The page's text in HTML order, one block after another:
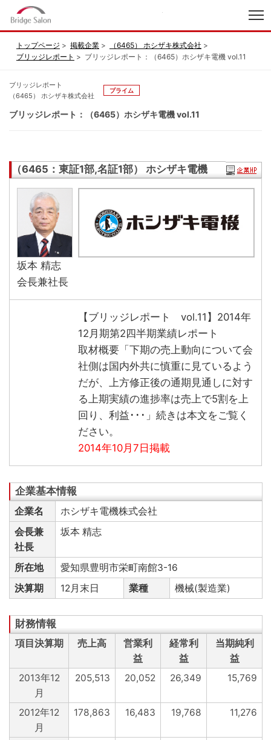
トップページ 掲載企業
（6465） ホシザキ株式会社
ブリッジレポート
ブリッジレポート：（6465）ホシザキ電機 vol.11
ブリッジレポート
（6465） ホシザキ株式会社
プライム
ブリッジレポート：（6465）ホシザキ電機 vol.11
（6465：東証1部,名証1部） ホシザキ電機
坂本 精志
会長兼社長
【ブリッジレポート vol.11】2014年
12月期第2四半期業績レポート
取材概要「下期の売上動向について会
社側は国内外共に慎重に見ているよう
だが、上方修正後の通期見通しに対す
る上期実績の進捗率は売上で5割を上
回り、利益･･･」続きは本文をご覧く
ださい。
2014年10月7日掲載
企業名
ホシザキ電機株式会社
会長兼
社長
坂本 精志
所在地
愛知県豊明市栄町南館3-16
決算期
12月末日 業種 機械(製造業)
項目決算期 売上高
営業利
益
経常利
益
当期純利
益
2013年12
月
205,513 20,052 26,349 15,769
2012年12
月
178,863 16,483 19,768 11,276